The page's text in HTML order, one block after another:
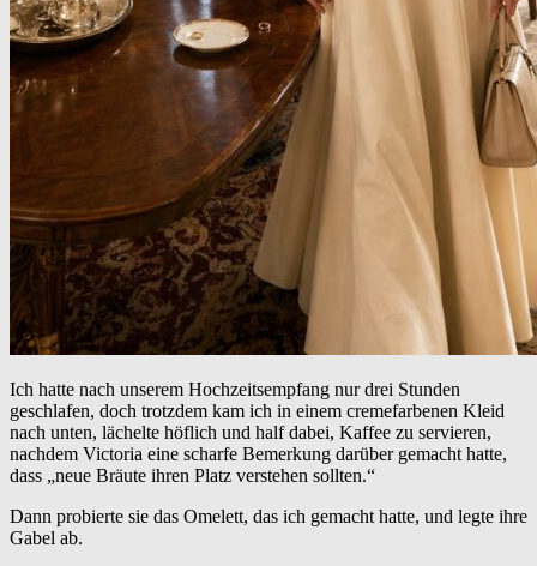
Ich hatte nach unserem Hochzeitsempfang nur drei Stunden
geschlafen, doch trotzdem kam ich in einem cremefarbenen Kleid
nach unten, lächelte höflich und half dabei, Kaffee zu servieren,
nachdem Victoria eine scharfe Bemerkung darüber gemacht hatte,
dass „neue Bräute ihren Platz verstehen sollten.“
Dann probierte sie das Omelett, das ich gemacht hatte, und legte ihre
Gabel ab.